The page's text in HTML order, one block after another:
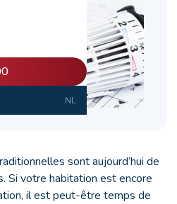
NL
sont aujourd’hui de
Si votre habitation est encore
il est peut-être temps de